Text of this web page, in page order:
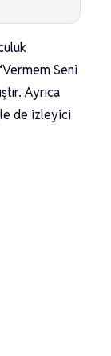
Seni
Ayrıca
de izleyici